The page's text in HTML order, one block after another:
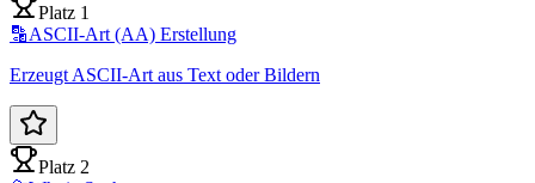
Platz 1
🔡ASCII-Art (AA) Erstellung
Erzeugt ASCII-Art aus Text oder Bildern
Platz 2